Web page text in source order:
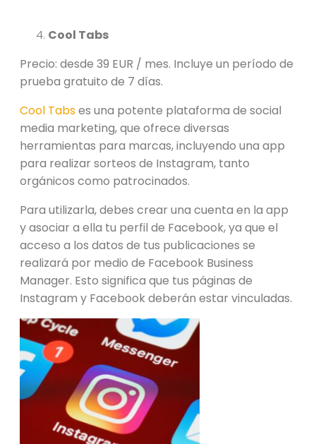
Cool Tabs
Precio: desde 39 EUR / mes. Incluye un período de
prueba gratuito de 7 días.
Cool Tabses una potente plataforma de social
media marketing, que ofrece diversas
herramientas para marcas, incluyendo una app
para realizar sorteos de Instagram, tanto
orgánicos como patrocinados.
Para utilizarla, debes crear una cuenta en la app
y asociar a ella tu perfil de Facebook, ya que el
acceso a los datos de tus publicaciones se
realizará por medio de Facebook Business
Manager. Esto significa que tus páginas de
Instagram y Facebook deberán estar vinculadas.